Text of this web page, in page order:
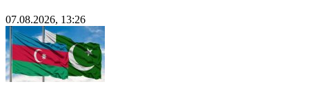
07.08.2026, 13:26